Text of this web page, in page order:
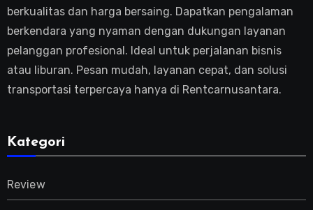
berkualitas dan harga bersaing. Dapatkan pengalaman
berkendara yang nyaman dengan dukungan layanan
pelanggan profesional. Ideal untuk perjalanan bisnis
atau liburan. Pesan mudah, layanan cepat, dan solusi
transportasi terpercaya hanya di Rentcarnusantara.
Kategori
Review